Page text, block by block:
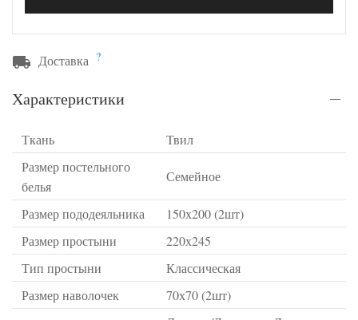
Доставка ?
Характеристики
Ткань
Твил
Размер постельного
белья
Семейное
Размер пододеяльника
150х200 (2шт)
Размер простыни
220х245
Тип простыни
Классическая
Размер наволочек
70х70 (2шт)